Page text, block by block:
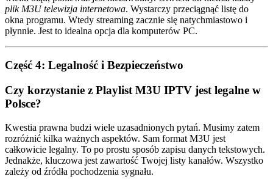
plik M3U telewizja internetowa. Wystarczy przeciągnąć listę do
okna programu. Wtedy streaming zacznie się natychmiastowo i
płynnie. Jest to idealna opcja dla komputerów PC.
Część 4: Legalność i Bezpieczeństwo
Czy korzystanie z Playlist M3U IPTV jest legalne w
Polsce?
Kwestia prawna budzi wiele uzasadnionych pytań. Musimy zatem
rozróżnić kilka ważnych aspektów. Sam format M3U jest
całkowicie legalny. To po prostu sposób zapisu danych tekstowych.
Jednakże, kluczowa jest zawartość Twojej listy kanałów. Wszystko
zależy od źródła pochodzenia sygnału.